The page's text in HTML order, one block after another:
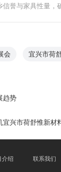
誉与家具性量，
会 宜兴市荷
趋势
宜兴市荷舒惟新材
介绍 联系我们